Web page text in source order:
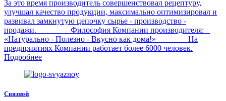
За это время производитель совершенствовал рецептуру,
улучшал качество продукции, максимально оптимизировал и
развивал замкнутую цепочку сырье - производство -
продажи. Философия Компании производителя:
«Натурально - Полезно - Вкусно как дома!» На
предприятиях Компании работает более 6000 человек.
Подробнее
Связной